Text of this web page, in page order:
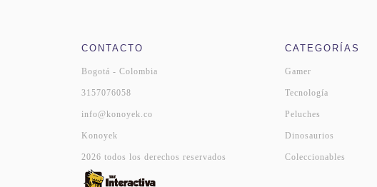
CONTACTO
Bogotá - Colombia
3157076058
info@konoyek.co
Konoyek
2026 todos los derechos reservados
CATEGORÍAS
Gamer
Tecnología
Peluches
Dinosaurios
Coleccionables